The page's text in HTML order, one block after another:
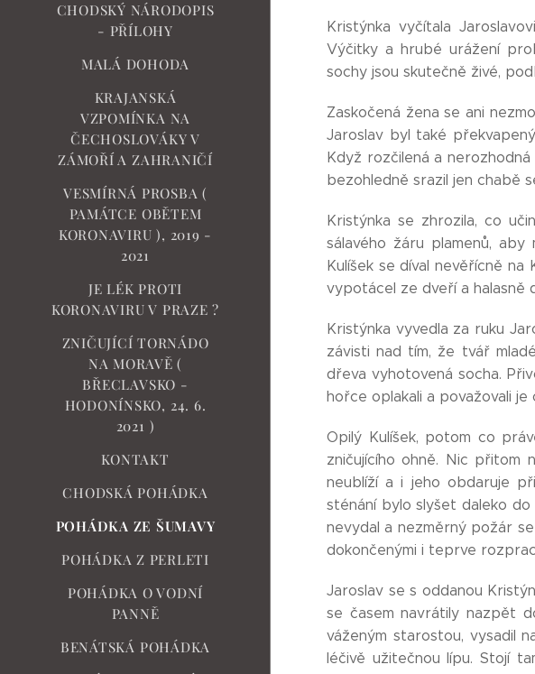
CHODSKÝ NÁRODOPIS
- PŘÍLOHY
MALÁ DOHODA
KRAJANSKÁ
VZPOMÍNKA NA
ČECHOSLOVÁKY V
ZÁMOŘÍ A ZAHRANIČÍ
VESMÍRNÁ PROSBA (
PAMÁTCE OBĚTEM
KORONAVIRU ), 2019 -
2021
JE LÉK PROTI
KORONAVIRU V PRAZE ?
ZNIČUJÍCÍ TORNÁDO
NA MORAVĚ (
BŘECLAVSKO -
HODONÍNSKO, 24. 6.
2021 )
KONTAKT
CHODSKÁ POHÁDKA
POHÁDKA ZE ŠUMAVY
POHÁDKA Z PERLETI
POHÁDKA O VODNÍ
PANNĚ
BENÁTSKÁ POHÁDKA
Kristýnka vyčítala
Výčitky a hrubé urážení
sochy jsou skutečně živé,
Zaskočená žena se ani
Jaroslav byl také
Když rozčilená a
bezohledně srazil jen chabě
Kristýnka se zhrozila, co
sálavého žáru plamenů, aby
Kulíšek se díval nevěřícně na
vypotácel ze dveří a halasně
Kristýnka vyvedla za ruku
závisti nad tím, že tvář
dřeva vyhotovená socha.
hořce oplakali a považovali je
Opilý Kulíšek, potom co
zničujícího ohně. Nic přitom
neublíží a i jeho obdaruje
sténání bylo slyšet daleko do
nevydal a nezměrný požár
dokončenými i teprve
Jaroslav se s oddanou
se časem navrátily nazpět
váženým starostou, vysadil
léčivě užitečnou lípu. Stojí